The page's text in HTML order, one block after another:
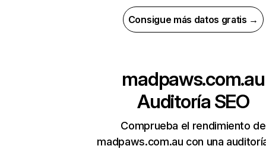
Consigue más datos gratis →
madpaws.com.au
Auditoría SEO
Comprueba el rendimiento de
madpaws.com.au con una